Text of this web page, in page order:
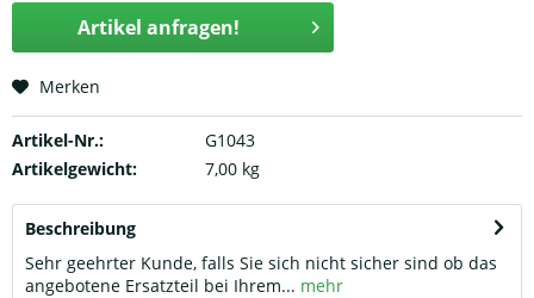
Artikel anfragen!
Merken
Artikel-Nr.:
G1043
Artikelgewicht:
7,00 kg
Beschreibung
Sehr geehrter Kunde, falls Sie sich nicht sicher sind ob das
angebotene Ersatzteil bei Ihrem... mehr